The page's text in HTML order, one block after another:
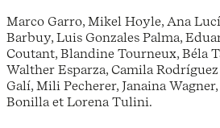
Marco Garro, Mikel Hoyle, Ana
Barbuy, Luis Gonzales Palma,
Coutant, Blandine Tourneux, Béla
Walther Esparza, Camila
Galí, Mili Pecherer, Janaina
Bonilla et Lorena Tulini.